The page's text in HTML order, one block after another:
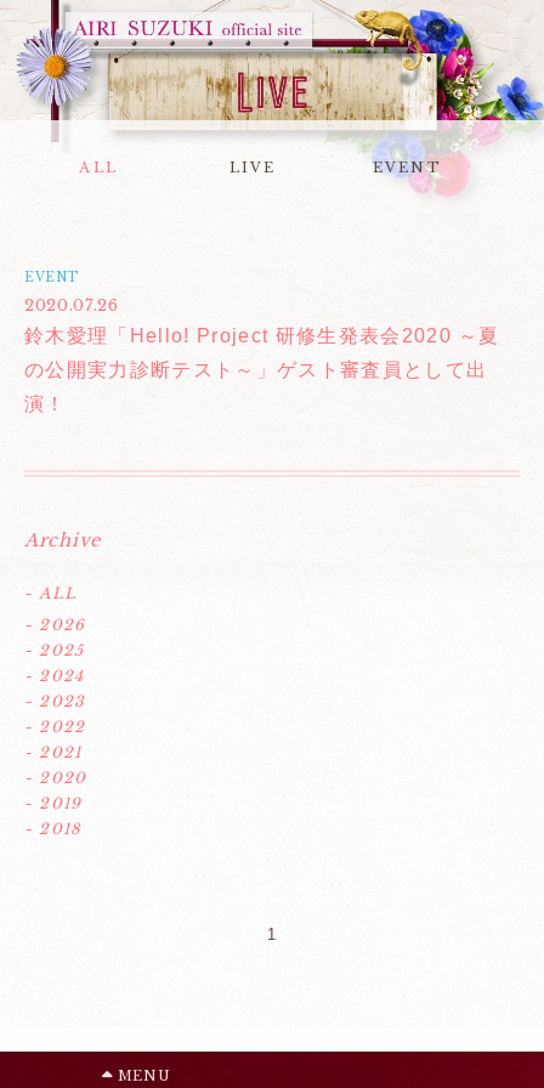
ALL LIVE EVENT
EVENT
2020.07.26
鈴木愛理「Hello! Project 研修生発表会2020 ～夏
の公開実力診断テスト～」ゲスト審査員として出
演！
Archive
- ALL
- 2026
- 2025
- 2024
- 2023
- 2022
- 2021
- 2020
- 2019
- 2018
1
MENU